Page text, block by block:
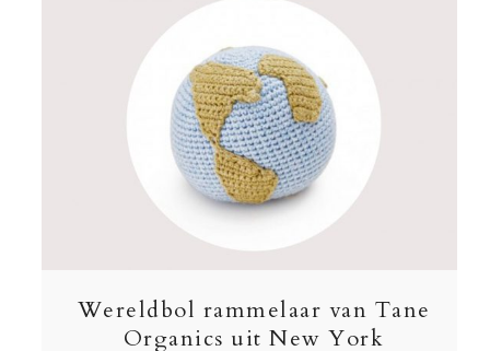
Wereldbol rammelaar van Tane
Organics uit New York